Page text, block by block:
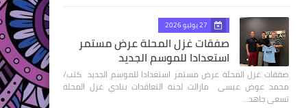
27 يوليو 2026
صفقات غزل المحلة عرض مستمر
استعدادا للموسم الجديد
صفقات غزل المحلة عرض مستمر استعدادا للموسم الجديد كتب/
محمد عوض عيسى مازالت لجنة التعاقدات بنادي غزل المحلة
تسعى جاهد…